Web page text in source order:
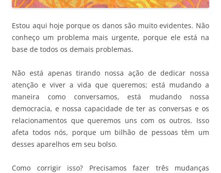
Estou aqui hoje porque os danos são muito evidentes. Não
conheço um problema mais urgente, porque ele está na
base de todos os demais problemas.
Não está apenas tirando nossa ação de dedicar nossa
atenção e viver a vida que queremos; está mudando a
maneira como conversamos, está mudando nossa
democracia, e nossa capacidade de ter as conversas e os
relacionamentos que queremos uns com os outros. Isso
afeta todos nós, porque um bilhão de pessoas têm um
desses aparelhos em seu bolso.
Como corrigir isso? Precisamos fazer três mudanças